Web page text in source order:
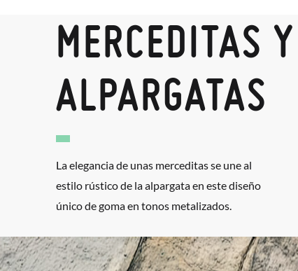
MERCEDITAS Y
ALPARGATAS
La elegancia de unas merceditas se une al
estilo rústico de la alpargata en este diseño
único de goma en tonos metalizados.